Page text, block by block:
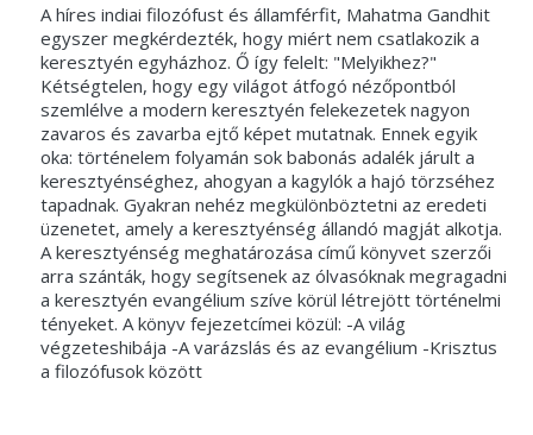
A híres indiai filozófust és államférfit, Mahatma Gandhit
egyszer megkérdezték, hogy miért nem csatlakozik a
keresztyén egyházhoz. Ő így felelt: "Melyikhez?"
Kétségtelen, hogy egy világot átfogó nézőpontból
szemlélve a modern keresztyén felekezetek nagyon
zavaros és zavarba ejtő képet mutatnak. Ennek egyik
oka: történelem folyamán sok babonás adalék járult a
keresztyénséghez, ahogyan a kagylók a hajó törzséhez
tapadnak. Gyakran nehéz megkülönböztetni az eredeti
üzenetet, amely a keresztyénség állandó magját alkotja.
A keresztyénség meghatározása című könyvet szerzői
arra szánták, hogy segítsenek az ólvasóknak megragadni
a keresztyén evangélium szíve körül létrejött történelmi
tényeket. A könyv fejezetcímei közül: -A világ
végzeteshibája -A varázslás és az evangélium -Krisztus
a filozófusok között